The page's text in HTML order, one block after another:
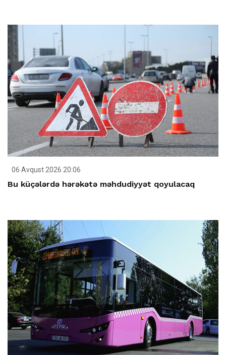
06 Avqust 2026 20:06
Bu küçələrdə hərəkətə məhdudiyyət qoyulacaq